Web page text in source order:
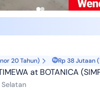
20 Tahun) Rp 38 Jutaan
at BOTANICA (SIMPRUG,